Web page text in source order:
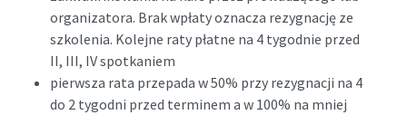
organizatora. Brak wpłaty oznacza rezygnację ze
szkolenia. Kolejne raty płatne na 4 tygodnie przed
II, III, IV spotkaniem
pierwsza rata przepada w 50% przy rezygnacji na 4
do 2 tygodni przed terminem a w 100% na mniej